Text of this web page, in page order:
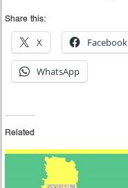
Share this:
X Facebook
WhatsApp
Related